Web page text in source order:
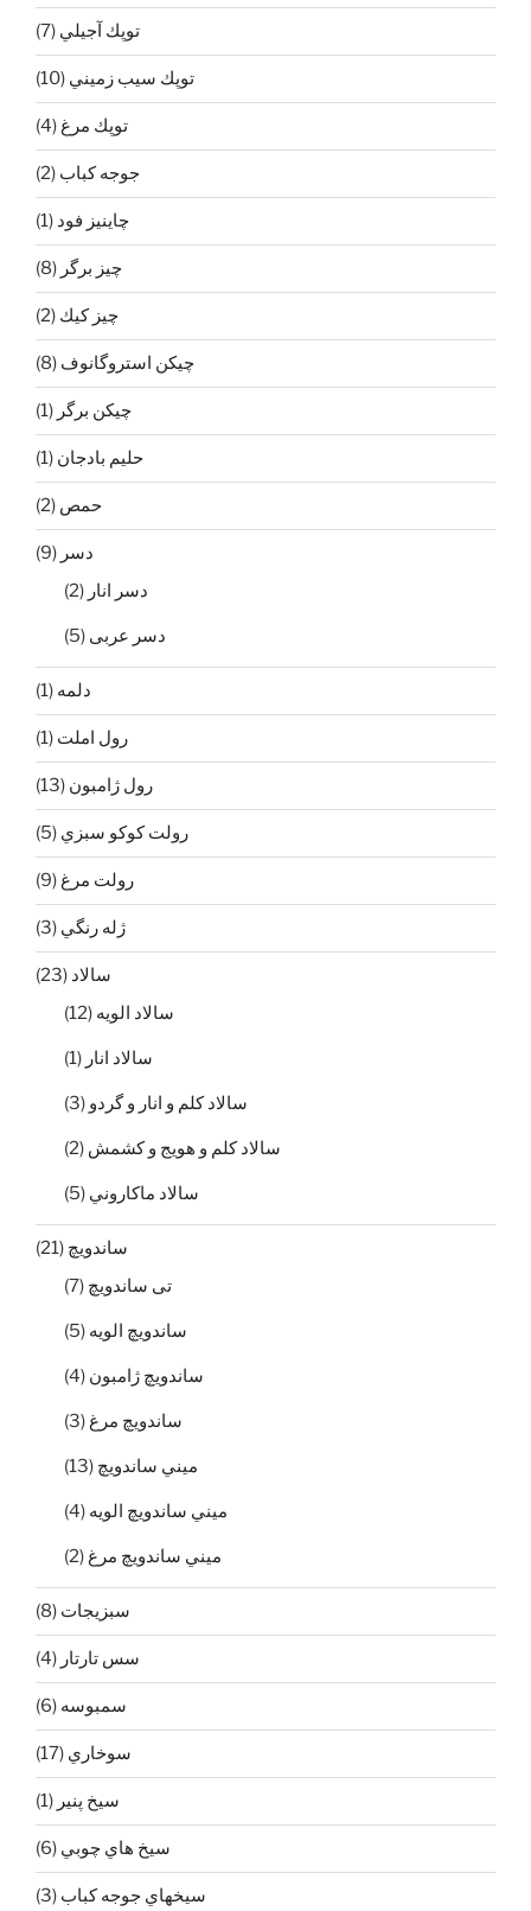
توپك آجيلي (7)
توپك سيب زميني (10)
توپك مرغ (4)
جوجه كباب (2)
چاينيز فود (1)
چيز برگر (8)
چيز كيك (2)
چيكن استروگانوف (8)
چیکن برگر (1)
حليم بادجان (1)
حمص (2)
دسر (9)
دسر انار (2)
دسر عربی (5)
دلمه (1)
رول املت (1)
رول ژامبون (13)
رولت كوكو سبزي (5)
رولت مرغ (9)
ژله رنگي (3)
سالاد (23)
سالاد الويه (12)
سالاد انار (1)
سالاد كلم و انار و گردو (3)
سالاد كلم و هويج و كشمش (2)
سالاد ماكاروني (5)
ساندویچ (21)
تی ساندويچ (7)
ساندويچ الويه (5)
ساندويچ ژامبون (4)
ساندويچ مرغ (3)
ميني ساندويچ (13)
ميني ساندويچ الويه (4)
ميني ساندويچ مرغ (2)
سبزيجات (8)
سس تارتار (4)
سمبوسه (6)
سوخاري (17)
سيخ پنير (1)
سيخ هاي چوبي (6)
سيخهاي جوجه كباب (3)